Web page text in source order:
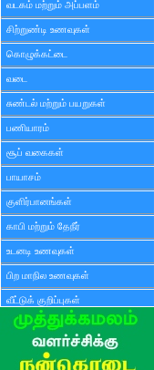
வடகம் மற்றும் அப்பளம்
சிற்றுண்டி உணவுகள்
கொழுக்கட்டை
வடை
சுண்டல் மற்றும் பயறுகள்
பணியாரம்
சூப் வகைகள்
பாயாசம்
குளிர்பானங்கள்
காபி மற்றும் தேநீர்
உடனடி உணவுகள்
பிற மாநில உணவுகள்
வீட்டுக் குறிப்புகள்